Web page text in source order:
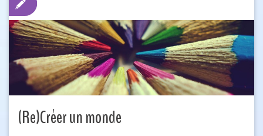
(Re)Créer un monde